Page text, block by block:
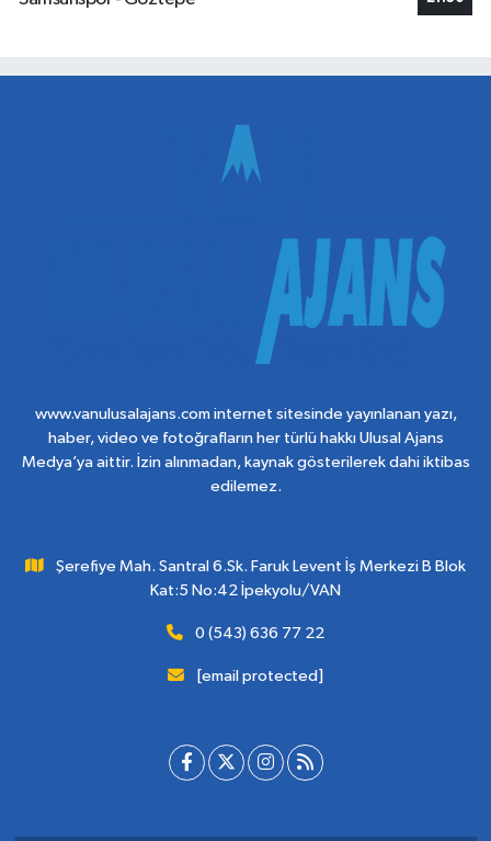
www.vanulusalajans.com internet sitesinde yayınlanan yazı,
haber, video ve fotoğrafların her türlü hakkı Ulusal Ajans
Medya’ya aittir. İzin alınmadan, kaynak gösterilerek dahi iktibas
edilemez.
Şerefiye Mah. Santral 6.Sk. Faruk Levent İş Merkezi B Blok
Kat:5 No:42 İpekyolu/VAN
0 (543) 636 77 22
[email protected]